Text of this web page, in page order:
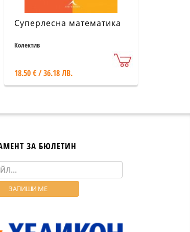
Суперлесна математика
Колектив
18.50 € / 36.18 ЛВ.
ЗА БЮЛЕТИН